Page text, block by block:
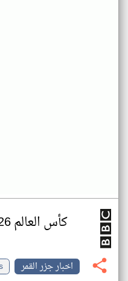
كأس العالم 2026
اخبار جزر القمر